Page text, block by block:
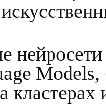
кластерах